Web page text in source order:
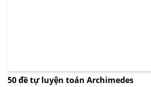
50 đề tự luyện toán Archimedes